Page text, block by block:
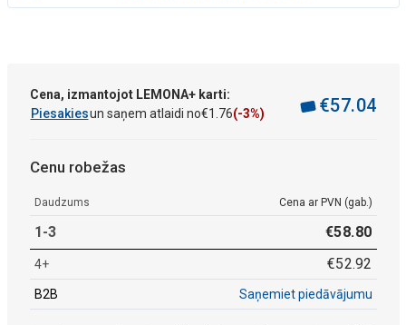
Cena, izmantojot LEMONA+ karti:
Piesakiesun saņem atlaidi no€1 76(-3%) €57.04
Cenu robežas
Daudzums Cena ar PVN (gab.)
1-3 €58.80
4+ €52.92
B2B Saņemiet piedāvājumu